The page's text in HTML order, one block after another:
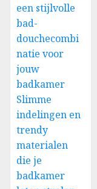
een stijlvolle
bad-
douchecombi
natie voor
jouw
badkamer
Slimme
indelingen en
trendy
materialen
die je
badkamer